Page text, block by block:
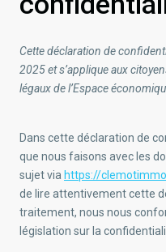
Cette déclaration de
2025 et s’applique aux
légaux de l’Espace
Dans cette déclaration de
que nous faisons avec les
sujet via https://
de lire attentivement cette
traitement, nous nous
législation sur la